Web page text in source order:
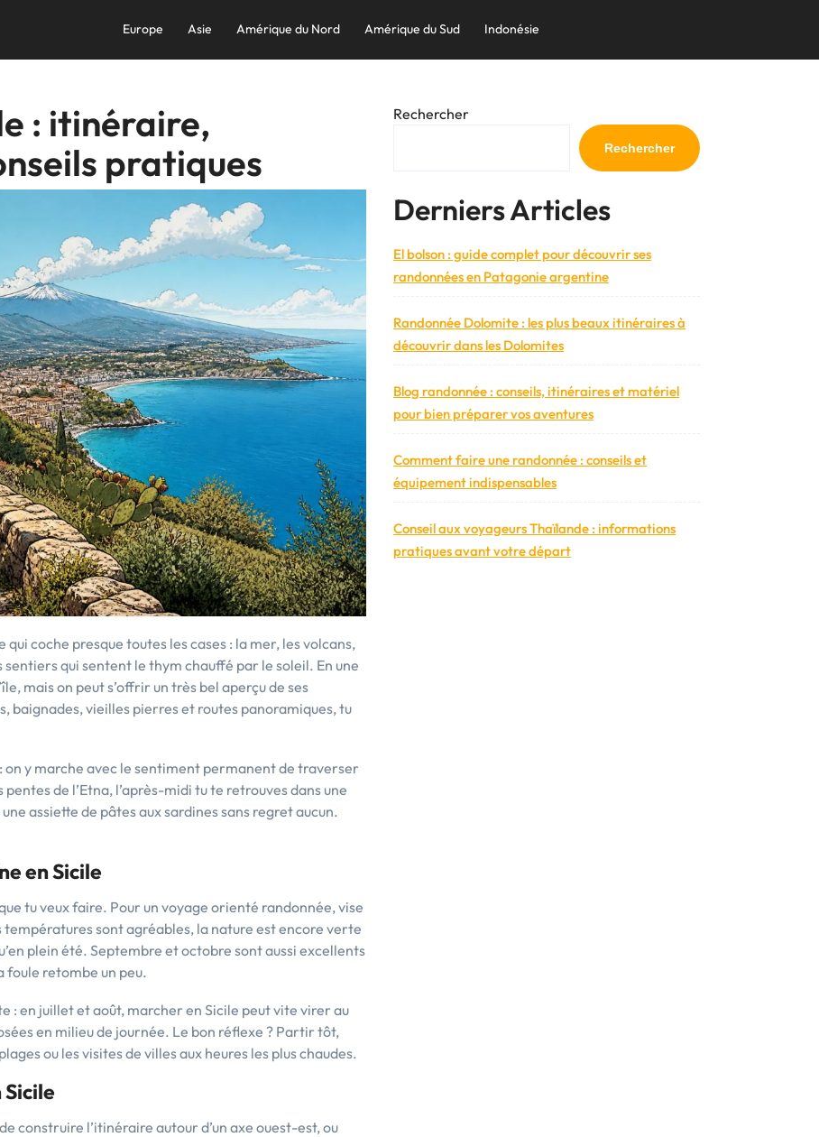
Europe Asie Amérique du Nord Amérique du Sud Indonésie
: itinéraire,
pratiques
qui coche presque toutes les cases : la mer, les volcans,
qui sentent le thym chauffé par le soleil. En une
mais on peut s’offrir un très bel aperçu de ses
baignades, vieilles pierres et routes panoramiques, tu
on y marche avec le sentiment permanent de traverser
de l’Etna, l’après-midi tu te retrouves dans une
assiette de pâtes aux sardines sans regret aucun.
en Sicile
tu veux faire. Pour un voyage orienté randonnée, vise
températures sont agréables, la nature est encore verte
plein été. Septembre et octobre sont aussi excellents
foule retombe un peu.
: en juillet et août, marcher en Sicile peut vite virer au
en milieu de journée. Le bon réflexe ? Partir tôt,
ou les visites de villes aux heures les plus chaudes.
construire l’itinéraire autour d’un axe ouest-est, ou
Rechercher
Rechercher
Derniers Articles
El bolson : guide complet pour découvrir ses
randonnées en Patagonie argentine
Randonnée Dolomite : les plus beaux itinéraires à
découvrir dans les Dolomites
Blog randonnée : conseils, itinéraires et matériel
pour bien préparer vos aventures
Comment faire une randonnée : conseils et
équipement indispensables
Conseil aux voyageurs Thaïlande : informations
pratiques avant votre départ